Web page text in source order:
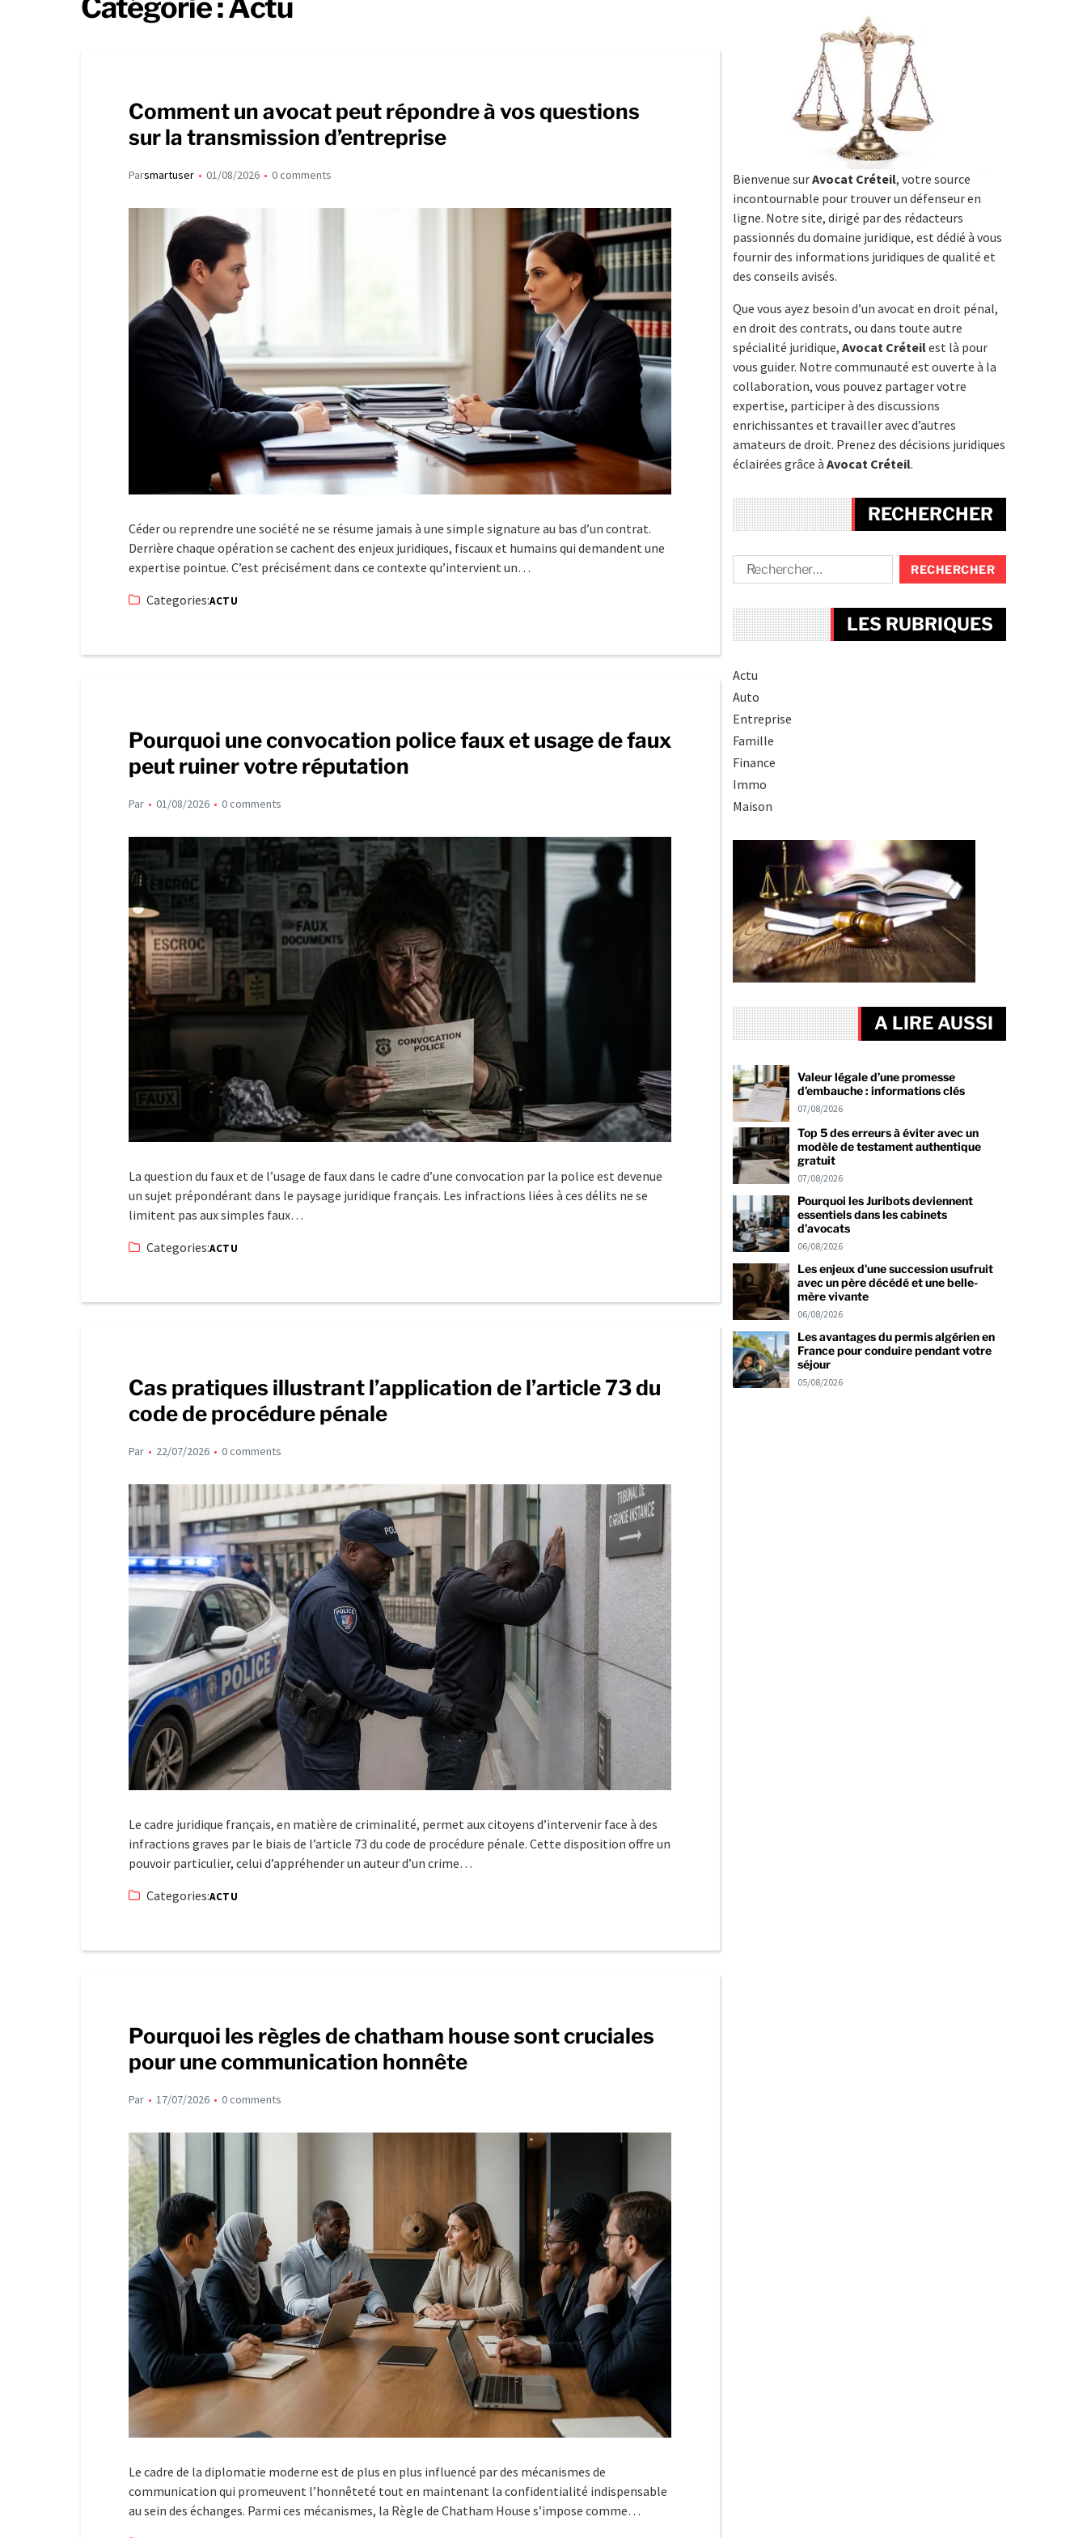
Catégorie :Actu
Comment un avocat peut répondre à vos questions
sur la transmission d’entreprise
Parsmartuser 01/08/2026 0 comments
Céder ou reprendre une société ne se résume jamais à une simple signature au bas d’un contrat.
Derrière chaque opération se cachent des enjeux juridiques, fiscaux et humains qui demandent une
expertise pointue. C’est précisément dans ce contexte qu’intervient un…
Categories:ACTU
Pourquoi une convocation police faux et usage de faux
peut ruiner votre réputation
Par 01/08/2026 0 comments
La question du faux et de l’usage de faux dans le cadre d’une convocation par la police est devenue
un sujet prépondérant dans le paysage juridique français. Les infractions liées à ces délits ne se
limitent pas aux simples faux…
Categories:ACTU
Cas pratiques illustrant l’application de l’article 73 du
code de procédure pénale
Par 22/07/2026 0 comments
Le cadre juridique français, en matière de criminalité, permet aux citoyens d’intervenir face à des
infractions graves par le biais de l’article 73 du code de procédure pénale. Cette disposition offre un
pouvoir particulier, celui d’appréhender un auteur d’un crime…
Categories:ACTU
Pourquoi les règles de chatham house sont cruciales
pour une communication honnête
Par 17/07/2026 0 comments
Le cadre de la diplomatie moderne est de plus en plus influencé par des mécanismes de
communication qui promeuvent l’honnêteté tout en maintenant la confidentialité indispensable
au sein des échanges. Parmi ces mécanismes, la Règle de Chatham House s’impose comme…
Bienvenue surAvocat Créteil, votre source
incontournable pour trouver un défenseur en
ligne. Notre site, dirigé par des rédacteurs
passionnés du domaine juridique, est dédié à vous
fournir des informations juridiques de qualité et
des conseils avisés.
Que vous ayez besoin d’un avocat en droit pénal,
en droit des contrats, ou dans toute autre
spécialité juridique, Avocat Créteilest là pour
vous guider. Notre communauté est ouverte à la
collaboration, vous pouvez partager votre
expertise, participer à des discussions
enrichissantes et travailler avec d’autres
amateurs de droit. Prenez des décisions juridiques
éclairées grâce à Avocat Créteil.
RECHERCHER
LES RUBRIQUES
Actu
Auto
Entreprise
Famille
Finance
Immo
Maison
A LIRE AUSSI
Valeur légale d’une promesse
d’embauche : informations clés
07/08/2026
Top 5 des erreurs à éviter avec un
modèle de testament authentique
gratuit
07/08/2026
Pourquoi les Juribots deviennent
essentiels dans les cabinets
d’avocats
06/08/2026
Les enjeux d’une succession usufruit
avec un père décédé et une belle-
mère vivante
06/08/2026
Les avantages du permis algérien en
France pour conduire pendant votre
séjour
05/08/2026